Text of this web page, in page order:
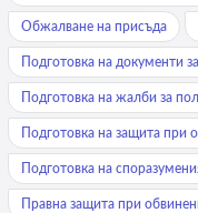
Обжалване на присъда
Подготовка на документи
Подготовка на жалби за
Подготовка на защита при
Подготовка на
Правна защита при